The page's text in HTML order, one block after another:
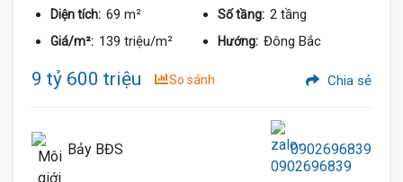
Diện tích: 69 m² Số tầng: 2 tầng
Giá/m²: 139 triệu/m² Hướng: Đông Bắc
9 tỷ 600 triệu So sánh Chia sẻ
Bảy BĐS 0902696839